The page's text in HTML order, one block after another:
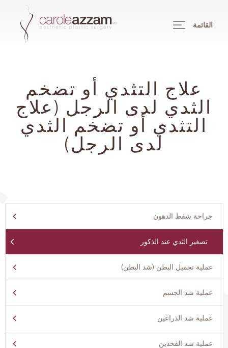
القائمة
علاج التثدي أو تضخم
الثدي لدى الرجل (علاج
التثدي أو تضخم الثدي
لدى الرجل)
جراحة شفط الدهون
تصغير الثدي عند الذكور
عملية تجميل البطن (شد البطن)
عملية شد الجسم
عملية شد الذراعين
عملية شد الفخذين